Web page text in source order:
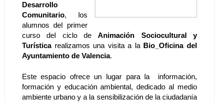
Desarrollo
Comunitario, los
alumnos del primer
curso del ciclo de Animación Sociocultural y
Turística realizamos una visita a la Bio_Oficina del
Ayuntamiento de Valencia.
Este espacio ofrece un lugar para la  información,
formación y educación ambiental, dedicado al medio
ambiente urbano y a la sensibilización de la ciudadanía